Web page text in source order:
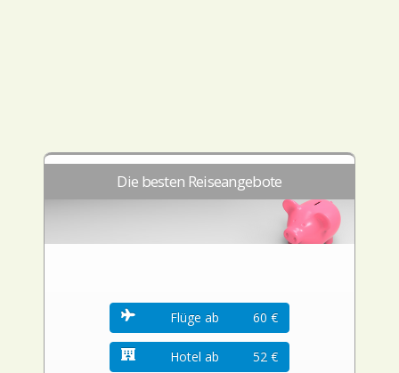
Die besten Reiseangebote
Flüge ab 60 €
Hotel ab 52 €